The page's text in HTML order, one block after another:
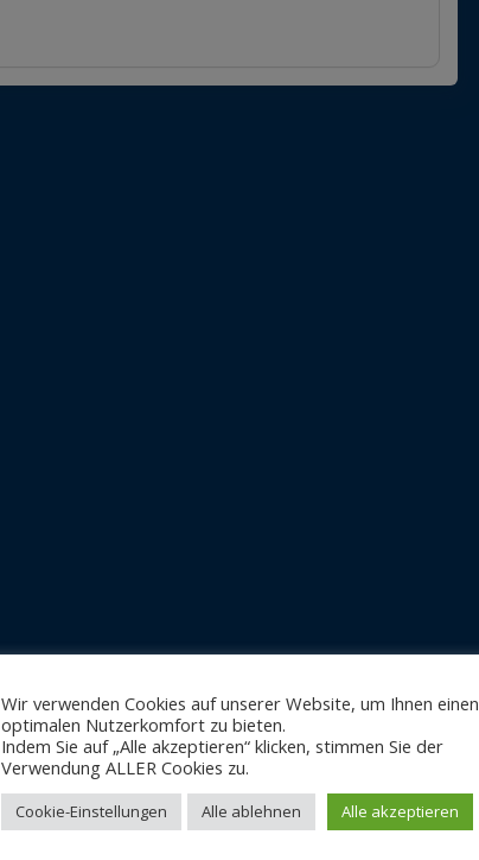
Wir verwenden Cookies auf unserer Website, um Ihnen einen
optimalen Nutzerkomfort zu bieten.
Indem Sie auf „Alle akzeptieren“ klicken, stimmen Sie der
Verwendung ALLER Cookies zu.
Cookie-Einstellungen Alle ablehnen Alle akzeptieren